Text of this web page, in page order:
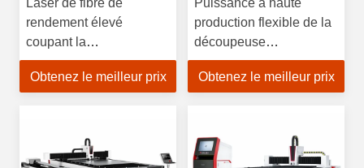
Laser de fibre de
rendement élevé
coupant la
consommation
d'électricité à niveau
Obtenez le meilleur prix
Puissance à haute
production flexible de la
découpeuse
1500x3000mm de laser
de fibre de chemin de
Obtenez le meilleur prix